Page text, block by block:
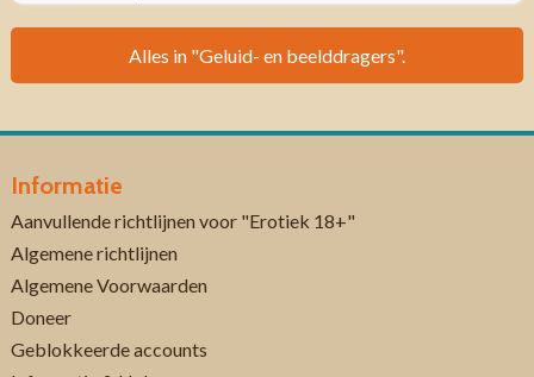
Alles in "Geluid- en beelddragers".
Informatie
Aanvullende richtlijnen voor "Erotiek 18+"
Algemene richtlijnen
Algemene Voorwaarden
Doneer
Geblokkeerde accounts